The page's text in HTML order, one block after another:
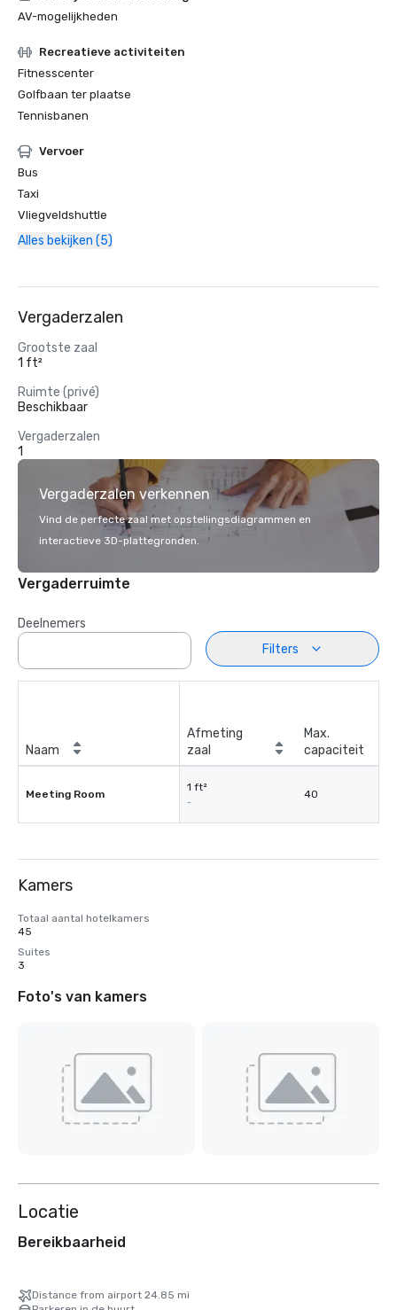
AV-mogelijkheden
Recreatieve activiteiten
Fitnesscenter
Golfbaan ter plaatse
Tennisbanen
Vervoer
Bus
Taxi
Vliegveldshuttle
Alles bekijken (5)
Vergaderzalen
Grootste zaal
1 ft²
Ruimte (privé)
Beschikbaar
Vergaderzalen
1
Vergaderzalen verkennen
Vind de perfecte zaal met opstellingsdiagrammen en
interactieve 3D-plattegronden.
Vergaderruimte
Deelnemers
Filters
Naam
Afmeting
zaal
Max.
capaciteit
Meeting Room
1 ft²
-
40
Kamers
Totaal aantal hotelkamers
45
Suites
3
Foto's van kamers
Locatie
Bereikbaarheid
Distance from airport 24.85 mi